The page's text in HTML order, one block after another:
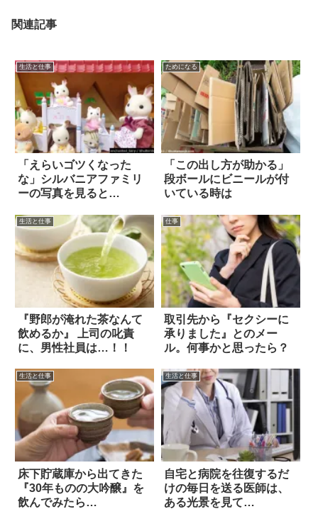
関連記事
生活と仕事
「えらいゴツくなった
な」シルバニアファミリ
ーの写真を見ると…
ためになる
「この出し方が助かる」
段ボールにビニールが付
いている時は
生活と仕事
『野郎が淹れた茶なんて
飲めるか』 上司の叱責
に、男性社員は…！！
仕事
取引先から『セクシーに
承りました』とのメー
ル。何事かと思ったら？
生活と仕事
床下貯蔵庫から出てきた
『30年ものの大吟醸』を
飲んでみたら…
生活と仕事
自宅と病院を往復するだ
けの毎日を送る医師は、
ある光景を見て…